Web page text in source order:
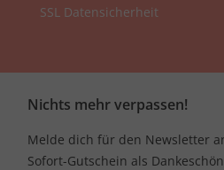
SSL Datensicherheit
Nichts mehr verpassen!
Melde dich für den Newsletter
Sofort-Gutschein als Dankeschön